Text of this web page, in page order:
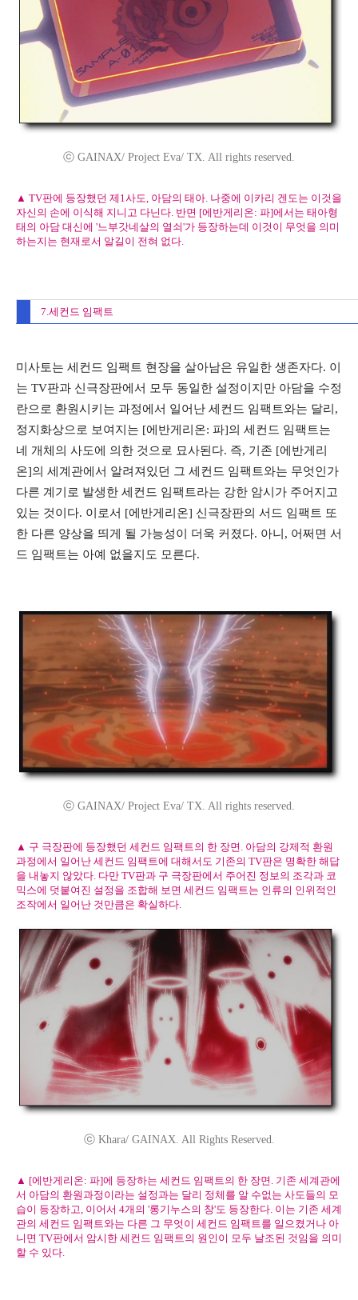
ⓒ GAINAX/ Project Eva/ TX. All rights reserved.
▲ TV판에 등장했던 제1사도, 아담의 태아. 나중에 이카리 겐도는 이것을
자신의 손에 이식해 지니고 다닌다. 반면 [에반게리온: 파]에서는 태아형
태의 아담 대신에 '느부갓네살의 열쇠'가 등장하는데 이것이 무엇을 의미
하는지는 현재로서 알길이 전혀 없다.
7.세컨드 임팩트
미사토는 세컨드 임팩트 현장을 살아남은 유일한 생존자다. 이
는 TV판과 신극장판에서 모두 동일한 설정이지만 아담을 수정
란으로 환원시키는 과정에서 일어난 세컨드 임팩트와는 달리,
정지화상으로 보여지는 [에반게리온: 파]의 세컨드 임팩트는
네 개체의 사도에 의한 것으로 묘사된다. 즉, 기존 [에반게리
온]의 세계관에서 알려져있던 그 세컨드 임팩트와는 무엇인가
다른 계기로 발생한 세컨드 임팩트라는 강한 암시가 주어지고
있는 것이다. 이로서 [에반게리온] 신극장판의 서드 임팩트 또
한 다른 양상을 띄게 될 가능성이 더욱 커졌다. 아니, 어쩌면 서
드 임팩트는 아예 없을지도 모른다.
ⓒ GAINAX/ Project Eva/ TX. All rights reserved.
▲ 구 극장판에 등장했던 세컨드 임팩트의 한 장면. 아담의 강제적 환원
과정에서 일어난 세컨드 임팩트에 대해서도 기존의 TV판은 명확한 해답
을 내놓지 않았다. 다만 TV판과 구 극장판에서 주어진 정보의 조각과 코
믹스에 덧붙여진 설정을 조합해 보면 세컨드 임팩트는 인류의 인위적인
조작에서 일어난 것만큼은 확실하다.
ⓒ Khara/ GAINAX. All Rights Reserved.
▲ [에반게리온: 파]에 등장하는 세컨드 임팩트의 한 장면. 기존 세계관에
서 아담의 환원과정이라는 설정과는 달리 정체를 알 수없는 사도들의 모
습이 등장하고, 이어서 4개의 '롱기누스의 창'도 등장한다. 이는 기존 세계
관의 세컨드 임팩트와는 다른 그 무엇이 세컨드 임팩트를 일으켰거나 아
니면 TV판에서 암시한 세컨드 임팩트의 원인이 모두 날조된 것임을 의미
할 수 있다.